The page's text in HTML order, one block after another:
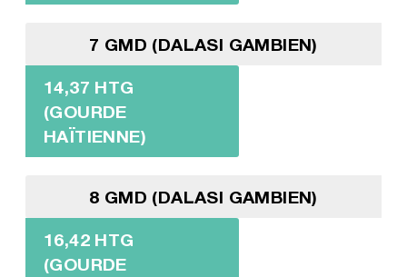
7 GMD (DALASI GAMBIEN)
14,37 HTG
(GOURDE
HAÏTIENNE)
8 GMD (DALASI GAMBIEN)
16,42 HTG
(GOURDE